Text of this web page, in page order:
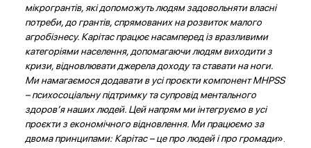
мікрогрантів, які допоможуть людям задовольняти власні
потреби, до грантів, спрямованих на розвиток малого
агробізнесу. Карітас працює насамперед із вразливими
категоріями населення, допомагаючи людям виходити з
кризи, відновлювати джерела доходу та ставати на ноги.
Ми намагаємося додавати в усі проєкти компонент MHPSS
– психосоціальну підтримку та супровід ментального
здоров’я наших людей. Цей напрям ми інтегруємо в усі
проєкти з економічного відновлення. Ми працюємо за
двома принципами: Карітас – це про людей і про громади».